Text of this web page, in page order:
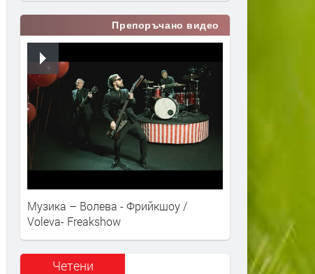
Препоръчано видео
Музика – Волева - Фрийкшоу /
Voleva- Freakshow
Четени